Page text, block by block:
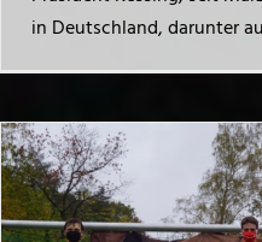
in Deutschland, darunter